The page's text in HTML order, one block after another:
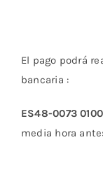
El pago podrá
bancaria :
ES48-0073
media hora